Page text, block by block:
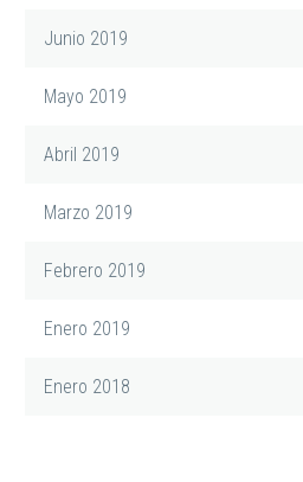
Junio 2019
Mayo 2019
Abril 2019
Marzo 2019
Febrero 2019
Enero 2019
Enero 2018